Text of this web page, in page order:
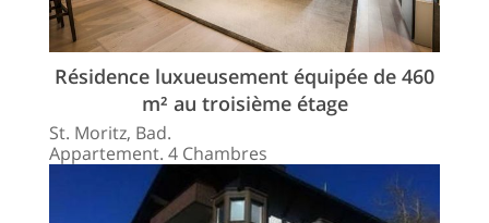
Résidence luxueusement équipée de 460
m² au troisième étage
St. Moritz, Bad.
Appartement. 4 Chambres